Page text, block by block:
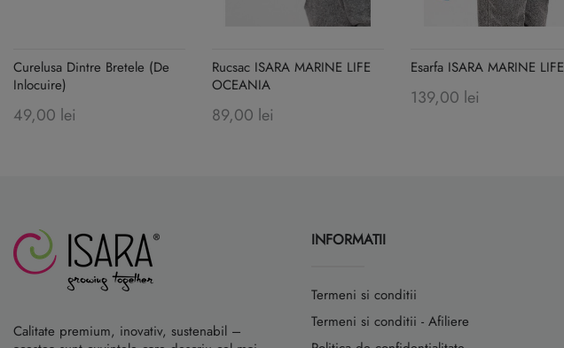
Curelusa Dintre Bretele (de
Inlocuire)
49,00 lei
Rucsac ISARA MARINE LIFE
OCEANIA
89,00 lei
Esarfa ISARA MARINE LIFE
139,00 lei
Calitate premium, inovativ, sustenabil –
INFORMATII
Termeni si conditii
Termeni si conditii - Afiliere